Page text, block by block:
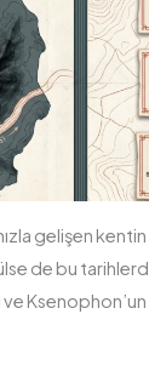
gelişen
de bu